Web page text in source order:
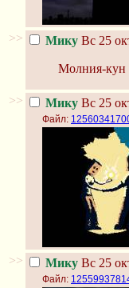
>> Мику Вс 25
Молния-кун
>> Мику Вс 25
Файл:
>> Мику Вс 25
Файл: